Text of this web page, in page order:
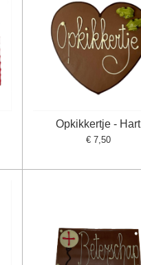
Opkikkertje - Hart
€ 7,50